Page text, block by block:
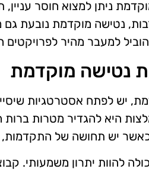
ניתן למצוא חוסר
נטישה מוקדמת נובעת גם
למעבר מהיר לפרויקטים
נטישה מוקדמת
יש לפתח אסטרטגיות
היא להגדיר מטרות
יש תחושה של התקדמות,
להוות יתרון משמעותי.